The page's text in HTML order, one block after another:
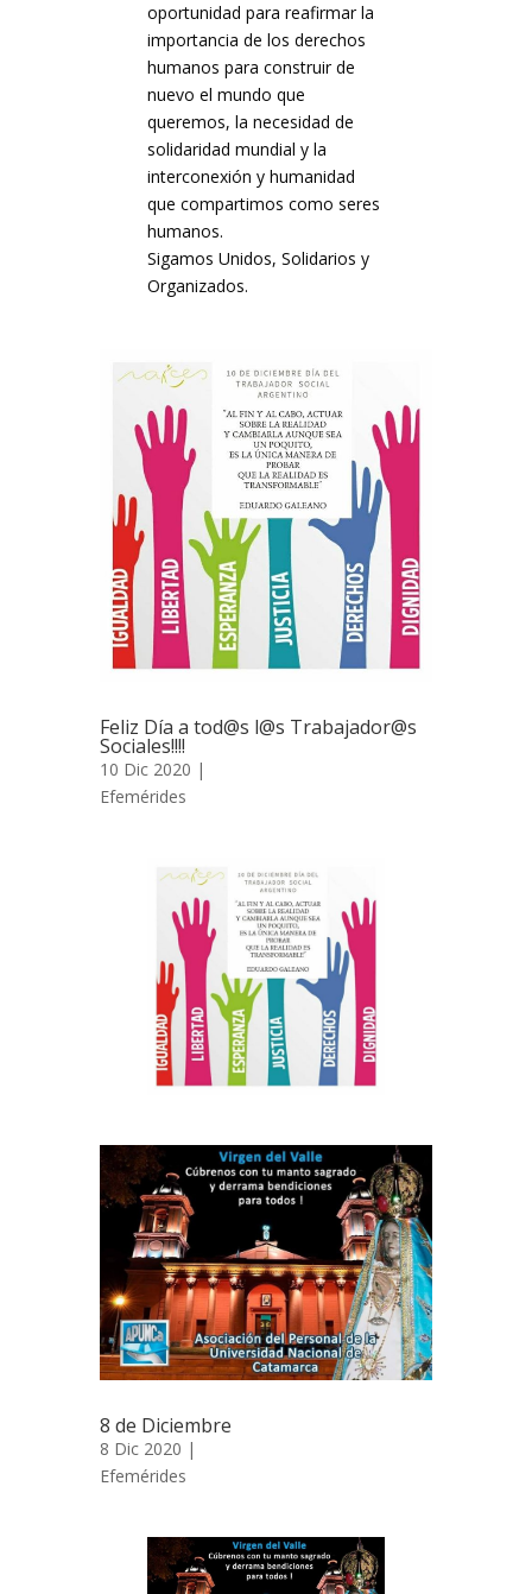
oportunidad para reafirmar la
importancia de los derechos
humanos para construir de
nuevo el mundo que
queremos, la necesidad de
solidaridad mundial y la
interconexión y humanidad
que compartimos como seres
humanos.
Sigamos Unidos, Solidarios y
Organizados.
Feliz Día a tod@s l@s Trabajador@s
Sociales!!!!
10 Dic 2020 |
Efemérides
8 de Diciembre
8 Dic 2020 |
Efemérides